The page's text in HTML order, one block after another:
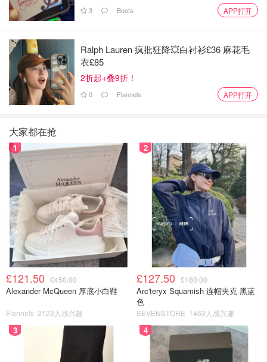
这个时间，白菜已经腌制的差不多一个小时了，把所有的白
菜放水里搓洗一下捞起来，这个过程我大概洗了三次，以防
盐没洗干净，到时候泡菜腌制出来就咸了，全部洗好的泡菜
放在旁边沥干水分备用，这个时候我们可以去做其他事情！
现在把打碎的汁和糯米粉调的浆混合，混合好之后加入
1cup的辣椒粉继续混合均匀，最后加入胡萝卜丝，白萝卜
丝，还有葱，全部混合好这就是我们腌制泡菜的酱了！
3 Boots APP打开
Ralph Lauren 疯批狂降💥白衬衫£36 麻花毛
衣£85
2折起+叠9折！
0 Flannels APP打开
大家都在抢
1
£121.50 £450.00
Alexander McQueen 厚底小白鞋
Flannels 2123人感兴趣
2
£127.50 £180.00
Arc'teryx Squamish 连帽夹克 黑蓝
色
SEVENSTORE 1463人感兴趣
3 4